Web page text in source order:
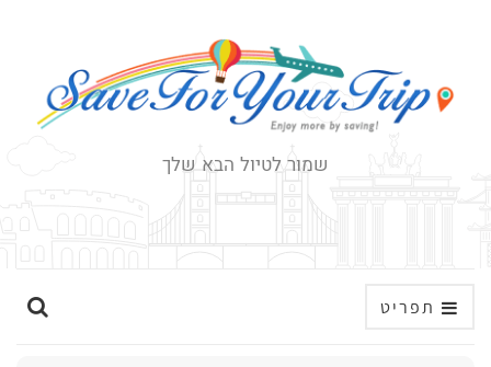
שמור לטיול הבא שלך
תפריט
ה